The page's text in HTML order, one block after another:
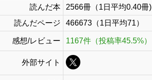
読んだ本
2566冊（1日平均0.40冊)
読んだページ
466673（1日平均71）
感想/レビュー 1167件（投稿率45.5%）
外部サイト